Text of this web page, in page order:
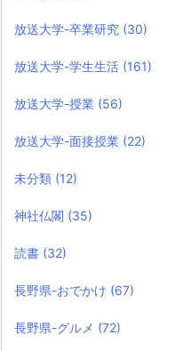
放送大学-卒業研究 (30)
放送大学-学生生活 (161)
放送大学-授業 (56)
放送大学-面接授業 (22)
未分類 (12)
神社仏閣 (35)
読書 (32)
長野県-おでかけ (67)
長野県-グルメ (72)